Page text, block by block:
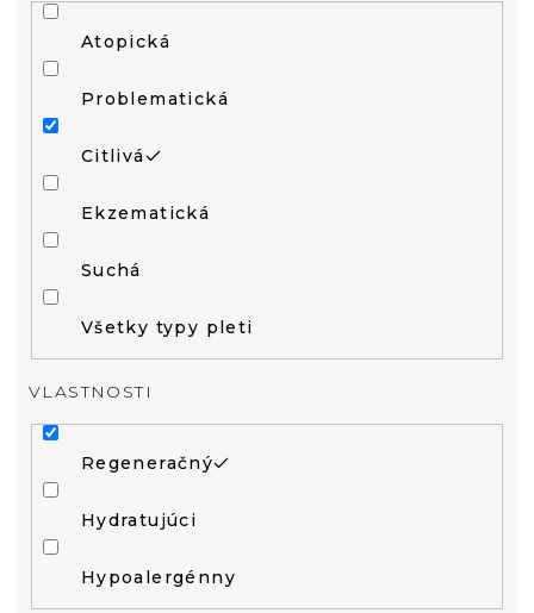
Atopická
Problematická
Citlivá
Ekzematická
Suchá
Všetky typy pleti
VLASTNOSTI
Regeneračný
Hydratujúci
Hypoalergénny